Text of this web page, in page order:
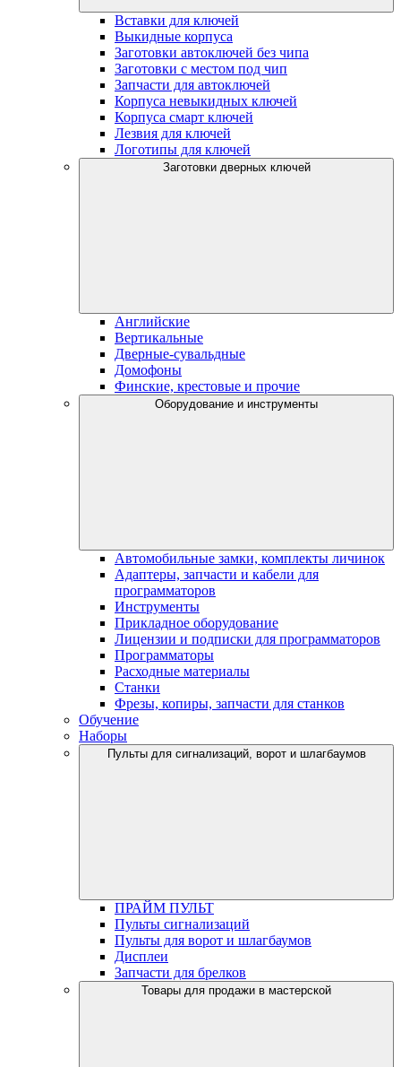
Вставки для ключей
Выкидные корпуса
Заготовки автоключей без чипа
Заготовки с местом под чип
Запчасти для автоключей
Корпуса невыкидных ключей
Корпуса смарт ключей
Лезвия для ключей
Логотипы для ключей
Заготовки дверных ключей
Английские
Вертикальные
Дверные-сувальдные
Домофоны
Финские, крестовые и прочие
Оборудование и инструменты
Автомобильные замки, комплекты личинок
Адаптеры, запчасти и кабели для
программаторов
Инструменты
Прикладное оборудование
Лицензии и подписки для программаторов
Программаторы
Расходные материалы
Станки
Фрезы, копиры, запчасти для станков
Обучение
Наборы
Пульты для сигнализаций, ворот и шлагбаумов
ПРАЙМ ПУЛЬТ
Пульты сигнализаций
Пульты для ворот и шлагбаумов
Дисплеи
Запчасти для брелков
Товары для продажи в мастерской